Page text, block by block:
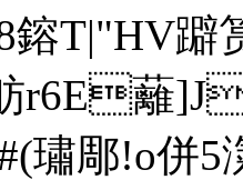
ト8鎔T|"HV
r6E蘺
璛郮!o併5